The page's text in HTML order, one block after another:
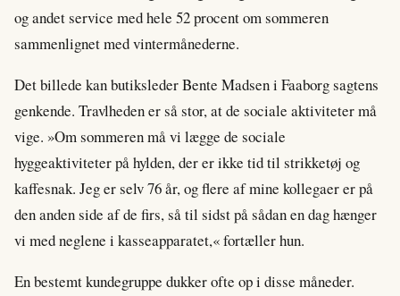
og andet service med hele 52 procent om sommeren
sammenlignet med vintermånederne.
Det billede kan butiksleder Bente Madsen i Faaborg sagtens
genkende. Travlheden er så stor, at de sociale aktiviteter må
vige. »Om sommeren må vi lægge de sociale
hyggeaktiviteter på hylden, der er ikke tid til strikketøj og
kaffesnak. Jeg er selv 76 år, og flere af mine kollegaer er på
den anden side af de firs, så til sidst på sådan en dag hænger
vi med neglene i kasseapparatet,« fortæller hun.
En bestemt kundegruppe dukker ofte op i disse måneder.